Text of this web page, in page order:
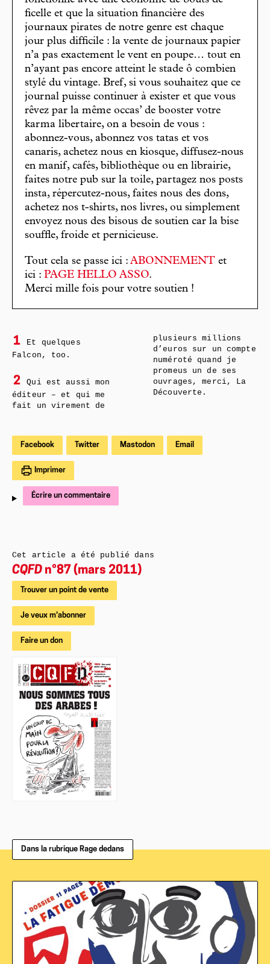
ficelle et que la situation financière des
journaux pirates de notre genre est chaque
jour plus difficile : la vente de journaux papier
n’a pas exactement le vent en poupe… tout en
n’ayant pas encore atteint le stade ô combien
stylé du vintage. Bref, si vous souhaitez que ce
journal puisse continuer à exister et que vous
rêvez par la même occas’ de booster votre
karma libertaire, on a besoin de vous :
abonnez-vous, abonnez vos tatas et vos
canaris, achetez nous en kiosque, diffusez-nous
en manif, cafés, bibliothèque ou en librairie,
faites notre pub sur la toile, partagez nos posts
insta, répercutez-nous, faites nous des dons,
achetez nos t-shirts, nos livres, ou simplement
envoyez nous des bisous de soutien car la bise
souffle, froide et pernicieuse.
Tout cela se passe ici : ABONNEMENT et
ici : PAGE HELLO ASSO.
Merci mille fois pour votre soutien !
1
Et quelques
Falcon, too.
2
Qui est aussi mon
éditeur – et qui me
fait un virement de
plusieurs millions
d’euros sur un compte
numéroté quand je
promeus un de ses
ouvrages, merci, La
Découverte.
Facebook Twitter Mastodon Email
Imprimer
Écrire un commentaire
Cet article a été publié dans
CQFD n°87 (mars 2011)
Trouver un point de vente
Je veux m'abonner
Faire un don
Dans la rubrique Rage dedans